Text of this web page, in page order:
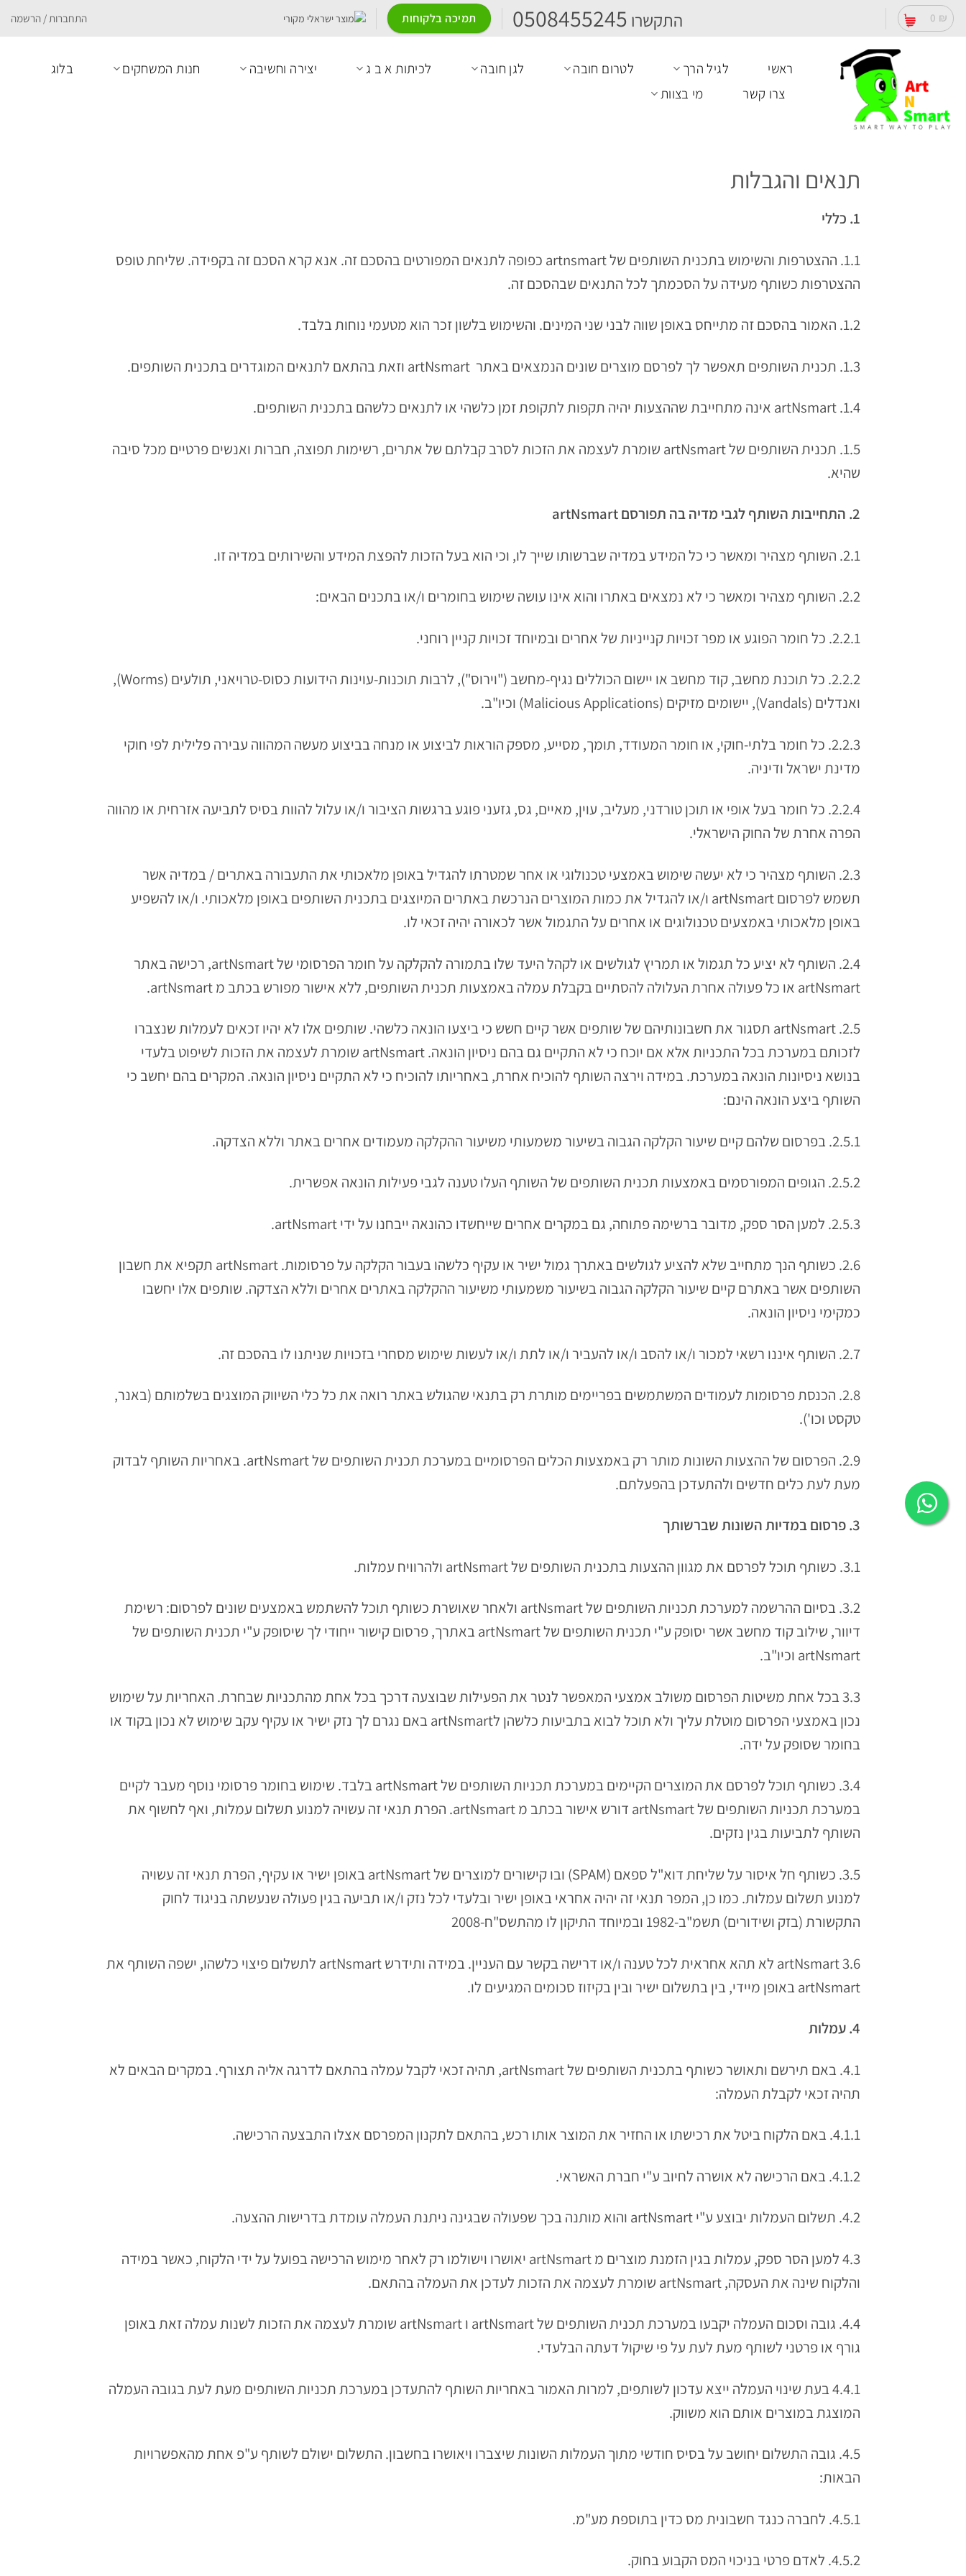
Skip
0 ₪ התקשרו 0508455245 תמיכה בלקוחות התחברות / הרשמה
ראשי לגיל הרך לטרום חובה לגן חובה לכיתות א ב ג יצירה וחשיבה חנות המשחקים
בלוג
צרו קשר
מי בצוות
תנאים והגבלות
1. כללי
1.1. ההצטרפות והשימוש בתכנית השותפים של artnsmart כפופה לתנאים המפורטים בהסכם זה. אנא קרא הסכם זה בקפידה. שליחת טופס
ההצטרפות כשותף מעידה על הסכמתך לכל התנאים שבהסכם זה.
1.2. האמור בהסכם זה מתייחס באופן שווה לבני שני המינים. והשימוש בלשון זכר הוא מטעמי נוחות בלבד.
1.3. תכנית השותפים תאפשר לך לפרסם מוצרים שונים הנמצאים באתר artNsmart וזאת בהתאם לתנאים המוגדרים בתכנית השותפים.
1.4. artNsmart אינה מתחייבת שההצעות יהיה תקפות לתקופת זמן כלשהי או לתנאים כלשהם בתכנית השותפים.
1.5. תכנית השותפים של artNsmart שומרת לעצמה את הזכות לסרב קבלתם של אתרים, רשימות תפוצה, חברות ואנשים פרטיים מכל סיבה
שהיא.
2. התחייבות השותף לגבי מדיה בה תפורסם artNsmart
2.1. השותף מצהיר ומאשר כי כל המידע במדיה שברשותו שייך לו, וכי הוא בעל הזכות להפצת המידע והשירותים במדיה זו.
2.2. השותף מצהיר ומאשר כי לא נמצאים באתרו והוא אינו עושה שימוש בחומרים ו/או בתכנים הבאים:
2.2.1. כל חומר הפוגע או מפר זכויות קנייניות של אחרים ובמיוחד זכויות קניין רוחני.
2.2.2. כל תוכנת מחשב, קוד מחשב או יישום הכוללים נגיף-מחשב ("וירוס"), לרבות תוכנות-עוינות הידועות כסוס-טרויאני, תולעים (Worms),
ואנדלים (Vandals), יישומים מזיקים (Malicious Applications) וכיו"ב.
2.2.3. כל חומר בלתי-חוקי, או חומר המעודד, תומך, מסייע, מספק הוראות לביצוע או מנחה בביצוע מעשה המהווה עבירה פלילית לפי חוקי
מדינת ישראל ודיניה.
2.2.4. כל חומר בעל אופי או תוכן טורדני, מעליב, עוין, מאיים, גס, גזעני פוגע ברגשות הציבור ו/או עלול להוות בסיס לתביעה אזרחית או מהווה
הפרה אחרת של החוק הישראלי.
2.3. השותף מצהיר כי לא יעשה שימוש באמצעי טכנולוגי או אחר שמטרתו להגדיל באופן מלאכותי את התעבורה באתרים / במדיה אשר
תשמש לפרסום artNsmart ו/או להגדיל את כמות המוצרים הנרכשת באתרים המיוצגים בתכנית השותפים באופן מלאכותי. ו/או להשפיע
באופן מלאכותי באמצעים טכנולוגים או אחרים על התגמול אשר לכאורה יהיה זכאי לו.
2.4. השותף לא יציע כל תגמול או תמריץ לגולשים או לקהל היעד שלו בתמורה להקלקה על חומר הפרסומי של artNsmart, רכישה באתר
artNsmart או כל פעולה אחרת העלולה להסתיים בקבלת עמלה באמצעות תכנית השותפים, ללא אישור מפורש בכתב מ artNsmart.
2.5. artNsmart תסגור את חשבונותיהם של שותפים אשר קיים חשש כי ביצעו הונאה כלשהי. שותפים אלו לא יהיו זכאים לעמלות שנצברו
לזכותם במערכת בכל התכניות אלא אם יוכח כי לא התקיים גם בהם ניסיון הונאה. artNsmart שומרת לעצמה את הזכות לשיפוט בלעדי
בנושא ניסיונות הונאה במערכת. במידה וירצה השותף להוכיח אחרת, באחריותו להוכיח כי לא התקיים ניסיון הונאה. המקרים בהם יחשב כי
השותף ביצע הונאה הינם:
2.5.1. בפרסום שלהם קיים שיעור הקלקה הגבוה בשיעור משמעותי משיעור ההקלקה מעמודים אחרים באתר וללא הצדקה.
2.5.2. הגופים המפורסמים באמצעות תכנית השותפים של השותף העלו טענה לגבי פעילות הונאה אפשרית.
2.5.3. למען הסר ספק, מדובר ברשימה פתוחה, גם במקרים אחרים שייחשדו כהונאה ייבחנו על ידי artNsmart.
2.6. כשותף הנך מתחייב שלא להציע לגולשים באתרך גמול ישיר או עקיף כלשהו בעבור הקלקה על פרסומות. artNsmart תקפיא את חשבון
השותפים אשר באתרם קיים שיעור הקלקה הגבוה בשיעור משמעותי משיעור ההקלקה באתרים אחרים וללא הצדקה. שותפים אלו יחשבו
כמקימי ניסיון הונאה.
2.7. השותף איננו רשאי למכור ו/או להסב ו/או להעביר ו/או לתת ו/או לעשות שימוש מסחרי בזכויות שניתנו לו בהסכם זה.
2.8. הכנסת פרסומות לעמודים המשתמשים בפריימים מותרת רק בתנאי שהגולש באתר רואה את כל כלי השיווק המוצגים בשלמותם (באנר,
טקסט וכו').
2.9. הפרסום של ההצעות השונות מותר רק באמצעות הכלים הפרסומיים במערכת תכנית השותפים של artNsmart. באחריות השותף לבדוק
מעת לעת כלים חדשים ולהתעדכן בהפעלתם.
3. פרסום במדיות השונות שברשותך
3.1. כשותף תוכל לפרסם את מגוון ההצעות בתכנית השותפים של artNsmart ולהרוויח עמלות.
3.2. בסיום ההרשמה למערכת תכניות השותפים של artNsmart ולאחר שאושרת כשותף תוכל להשתמש באמצעים שונים לפרסום: רשימת
דיוור, שילוב קוד מחשב אשר יסופק ע"י תכנית השותפים של artNsmart באתרך, פרסום קישור ייחודי לך שיסופק ע"י תכנית השותפים של
artNsmart וכיו"ב.
3.3 בכל אחת משיטות הפרסום משולב אמצעי המאפשר לנטר את הפעילות שבוצעה דרכך בכל אחת מהתכניות שבחרת. האחריות על שימוש
נכון באמצעי הפרסום מוטלת עליך ולא תוכל לבוא בתביעות כלשהן לartNsmart באם נגרם לך נזק ישיר או עקיף עקב שימוש לא נכון בקוד או
בחומר שסופק על ידה.
3.4. כשותף תוכל לפרסם את המוצרים הקיימים במערכת תכניות השותפים של artNsmart בלבד. שימוש בחומר פרסומי נוסף מעבר לקיים
במערכת תכניות השותפים של artNsmart דורש אישור בכתב מ artNsmart. הפרת תנאי זה עשויה למנוע תשלום עמלות, ואף לחשוף את
השותף לתביעות בגין נזקים.
3.5. כשותף חל איסור על שליחת דוא"ל ספאם (SPAM) ובו קישורים למוצרים של artNsmart באופן ישיר או עקיף, הפרת תנאי זה עשויה
למנוע תשלום עמלות. כמו כן, המפר תנאי זה יהיה אחראי באופן ישיר ובלעדי לכל נזק ו/או תביעה בגין פעולה שנעשתה בניגוד לחוק
התקשורת (בזק ושידורים) תשמ"ב-1982 ובמיוחד
התיקון לו מהתשס"ח-2008
3.6 artNsmart לא תהא אחראית לכל טענה ו/או דרישה בקשר עם העניין. במידה ותידרש artNsmart לתשלום פיצוי כלשהו, ישפה השותף את
artNsmart באופן מיידי, בין בתשלום ישיר ובין בקיזוז סכומים המגיעים לו.
4. עמלות
4.1. באם תירשם ותאושר כשותף בתכנית השותפים של artNsmart, תהיה זכאי לקבל עמלה בהתאם לדרגה אליה תצורף. במקרים הבאים לא
תהיה זכאי לקבלת העמלה:
4.1.1. באם הלקוח ביטל את רכישתו או החזיר את המוצר אותו רכש, בהתאם לתקנון המפרסם אצלו התבצעה הרכישה.
4.1.2. באם הרכישה לא אושרה לחיוב ע"י חברת האשראי.
4.2. תשלום העמלות יבוצע ע"י artNsmart והוא מותנה בכך שפעולה שבגינה ניתנת העמלה עומדת בדרישות ההצעה.
4.3 למען הסר ספק, עמלות בגין הזמנת מוצרים מ artNsmart יאושרו וישולמו רק לאחר מימוש הרכישה בפועל על ידי הלקוח, כאשר במידה
והלקוח שינה את העסקה, artNsmart שומרת לעצמה את הזכות לעדכן את העמלה בהתאם.
4.4. גובה וסכום העמלה יקבעו במערכת תכנית השותפים של artNsmart ו artNsmart שומרת לעצמה את הזכות לשנות עמלה זאת באופן
גורף או פרטני לשותף מעת לעת על פי שיקול דעתה הבלעדי.
4.4.1 בעת שינוי העמלה ייצא עדכון לשותפים, למרות האמור באחריות השותף להתעדכן במערכת תכניות השותפים מעת לעת בגובה העמלה
המוצגת במוצרים אותם הוא משווק.
4.5. גובה התשלום יחושב על בסיס חודשי מתוך העמלות השונות שיצברו ויאושרו בחשבון. התשלום ישולם לשותף ע"פ אחת מהאפשרויות
הבאות:
4.5.1. לחברה כנגד חשבונית מס כדין בתוספת מע"מ.
4.5.2. לאדם פרטי בניכוי המס הקבוע בחוק.